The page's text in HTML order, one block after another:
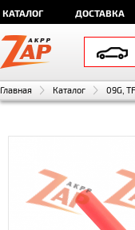
КАТАЛОГ ДОСТАВКА
Главная Каталог 09G,